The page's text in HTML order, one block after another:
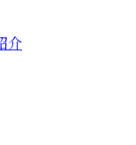
介